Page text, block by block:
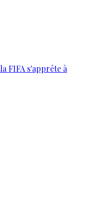
FIFA s'apprête à